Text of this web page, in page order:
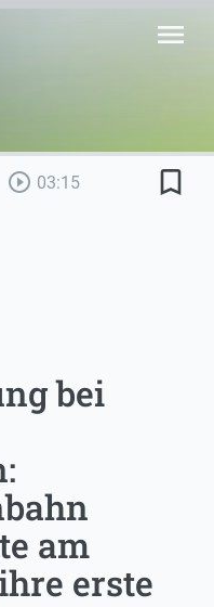
menu
play_circle_outline 03:15 bookmark_border
bei
am
erste